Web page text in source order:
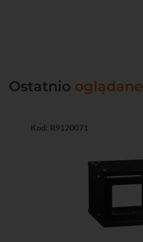
Ostatnio oglądane
Kod: R9120071